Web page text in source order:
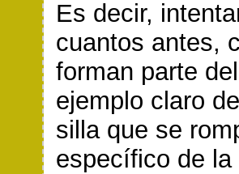
Es decir,
cuantos antes,
forman parte
ejemplo claro
silla que se
específico de la